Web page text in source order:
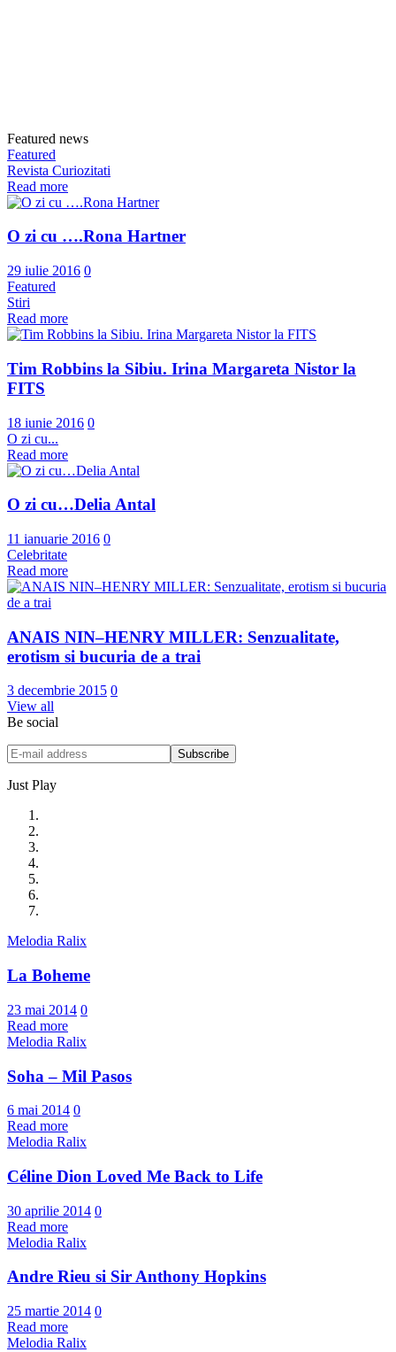
Featured news
Featured
Revista Curiozitati
Read more
O zi cu ….Rona Hartner
29 iulie 2016 0
Featured
Stiri
Read more
Tim Robbins la Sibiu. Irina Margareta Nistor la
FITS
18 iunie 2016 0
O zi cu...
Read more
O zi cu…Delia Antal
11 ianuarie 2016 0
Celebritate
Read more
ANAIS NIN–HENRY MILLER: Senzualitate,
erotism si bucuria de a trai
3 decembrie 2015 0
View all
Be social
Just Play
Melodia Ralix
La Boheme
23 mai 2014 0
Read more
Melodia Ralix
Soha – Mil Pasos
6 mai 2014 0
Read more
Melodia Ralix
Céline Dion Loved Me Back to Life
30 aprilie 2014 0
Read more
Melodia Ralix
Andre Rieu si Sir Anthony Hopkins
25 martie 2014 0
Read more
Melodia Ralix